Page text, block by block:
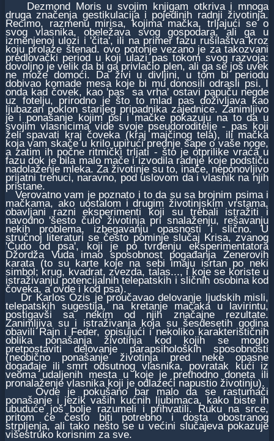
Dezmond Moris u svojim knjigam otkriva i mnoga
druga značenja gestikulacija i pojedinih radnji životinja.
Recimo, razmenu mirisa, kojima mačka, trljajući se o
svog vlasnika, obeležava svog gospodara, ali ga u
izmenjenoj ulozi i 'čita', ili na primer fazu rušilaštva kroz
koju prolaze štenad. ovo potonje vezano je za takozvani
predlovački period u koji ulazi pas tokom svog razvoja:
dovoljno je velik da bi ga privlačio plen, ali ga se još uvek
ne može domoći. Da živi u divljini, u tom bi periodu
dobivao komade mesa koje bi mu donosili odrasli psi. I
onda kad čovek, kao 'pas sa vrha' ostavi papuču negde
uz fotelju, prirodno je što to mlad pas doživljava kao
ljubazan poklon starijeg pripadnika zajednice. Zanimljivo
je i ponašanje kojim psi i mačke pokazuju na to da u
svojim vlasnicima vide svoje pseudoroditelje - pas koji
želi spavati kraj čoveka (kraj majčinog tela), ili mačka
koja vam skače u krilo upirući prednje šape o vaše noge,
a zatim ih počne ritmički trljati - što je otprilike vraća u
fazu dok je bila malo mače i izvodila radnje koje podstiču
nadolaženje mleka. Za životinje su to, inače, neponovljivo
prijatni trenuci, naravno, pod uslovom da i vlasnik na njih
pristane.
Verovatno vam je poznato i to da su sa brojnim psima i
mačkama, ako uostalom i drugim životinjskim vrstama,
obavljani razni eksperimenti koji su trebali istražiti i
navodno 'šesto čulo' životinja pri snalaženju, rešavanju
nekih problema, izbegavanju opasnosti i slično. U
stručnoj literaturi se često pominje slučaj Krisa, zvanog
'Čudo od psa', koji je po tvrđenju eksperimentatora
Džordža Vuda imao sposobnost pogađanja Zenerovih
karata (to su karte koje na sebi imaju isrtan po neki
simbol; krug, kvadrat, zvezda, talas..., i koje se koriste u
istraživanju potencijalnih telepatskih i sličnih osobina kod
čoveka, a ovde i kod psa).
Dr Karlos Ozis je proučavao delovanje ljudskih misli,
telepatskih sugestija, na kretanje mačaka u lavirintu,
postigavši sa nekim od njih značajne rezultate.
Zanimljiva su i istraživanja koja su šesdesetih godina
obavili Rajn i Feder, opisujući i nekoliko karakterističnih
oblika ponašanja životinja kod kojih se moglo
pretpostaviti delovanje parapsiholoških sposobnosti
(neobično ponašanje životinja pred neke opasne
događaje ili smrt odsutnog vlasnika, povratak kući iz
veoma udaljenih mesta u koje je prethodno doneta ili
pronalaženje vlasnika koji je odlazeći napustio životinju).
Ovde je pokušano bar malo da se rastumači
ponašanje i jezik vaših kućnih ljubimaca, kako biste ih
ubuduće još bolje razumeli i prihvatili. Ruku na srce,
pritom će često biti potrebno i dosta obostranog
strpljenja, ali tako nešto se u većini slučajeva pokazuje
višestruko korisnim za sve.